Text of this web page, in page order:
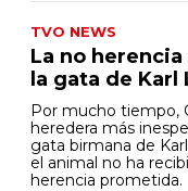
TVO NEWS
La no
la gata de Karl
Por mucho tiempo,
heredera más
gata birmana de
el animal no ha
herencia prometida.